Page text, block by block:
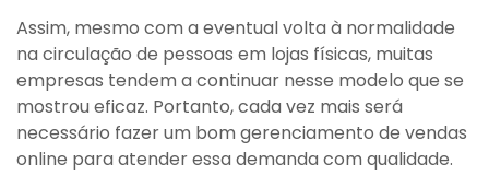
Assim, mesmo com a eventual volta à normalidade
na circulação de pessoas em lojas físicas, muitas
empresas tendem a continuar nesse modelo que se
mostrou eficaz. Portanto, cada vez mais será
necessário fazer um bom gerenciamento de vendas
online para atender essa demanda com qualidade.